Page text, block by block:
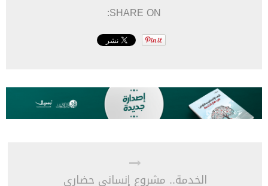
SHARE ON:
الخدمة.. مشروع إنساني حضاري